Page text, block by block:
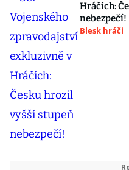
Hráčích:
nebezpečí!
Blesk hráči